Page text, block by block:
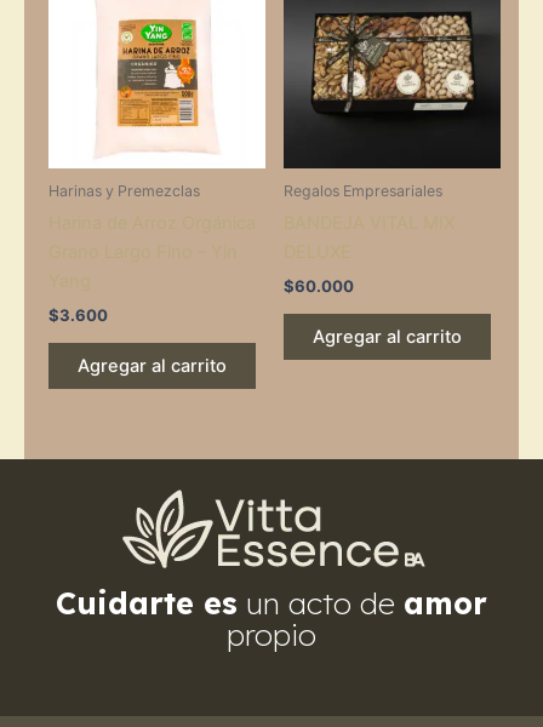
Harinas y Premezclas
$3.600
Agregar al carrito
Regalos Empresariales
$60.000
Agregar al carrito
Cuidarte es un acto de amor
propio